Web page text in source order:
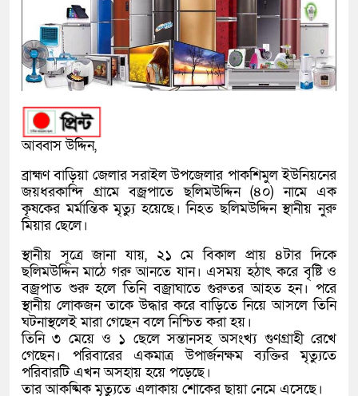
আব্বাস উদ্দিন,
ব্রাহ্মণ বাড়িয়া জেলার সরাইল উপজেলার পাকশিমুল ইউনিয়নের
জয়ধরকান্দি গ্রামে বজ্রপাতে ছলিমউদ্দিন (৪০) নামে এক
কৃষকের মর্মান্তিক মৃত্যু হয়েছে। নিহত ছলিমউদ্দিন স্থানীয় নুরু
মিয়ার ছেলে।
স্থানীয় সূত্রে জানা যায়, ২১ মে বিকাল প্রায় ৪টার দিকে
ছলিমউদ্দিন মাঠে গরু আনতে যান। এসময় হঠাৎ করে বৃষ্টি ও
বজ্রপাত শুরু হলে তিনি বজ্রাঘাতে গুরুতর আহত হন। পরে
স্থানীয় লোকজন তাকে উদ্ধার করে বাড়িতে নিয়ে আসলে তিনি
ঘটনাস্থলেই মারা গেছেন বলে নিশ্চিত করা হয়।
তিনি ৩ মেয়ে ও ১ ছেলে সন্তানসহ অসংখ্য গুণগ্রাহী রেখে
গেছেন। পরিবারের একমাত্র উপার্জনক্ষম ব্যক্তির মৃত্যুতে
পরিবারটি এখন অসহায় হয়ে পড়েছে।
তার আকষ্মিক মৃত্যুতে এলাকায় শোকের ছায়া নেমে এসেছে।